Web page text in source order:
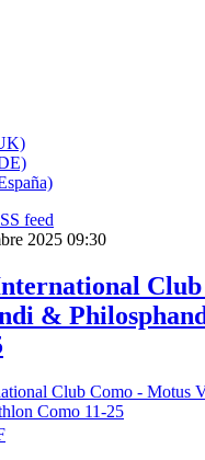
feed
2025 09:30
Club
&